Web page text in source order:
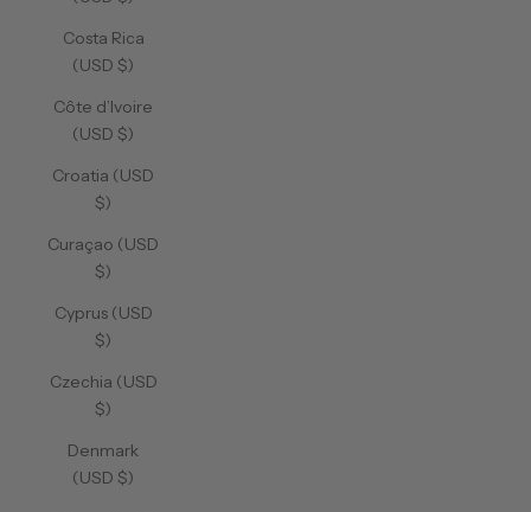
Costa Rica
(USD $)
Côte d’Ivoire
(USD $)
Croatia (USD
$)
Curaçao (USD
$)
Cyprus (USD
$)
Czechia (USD
$)
Denmark
(USD $)